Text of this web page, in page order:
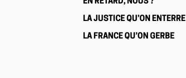
EN RETARD, NOUS ?
LA JUSTICE QU’ON ENTERRE
LA FRANCE QU’ON GERBE